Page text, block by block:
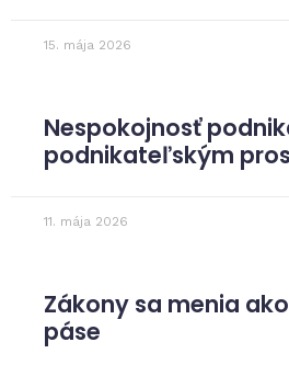
15. mája 2026
Nespokojnosť
podnikateľským
11. mája 2026
Zákony sa menia
páse